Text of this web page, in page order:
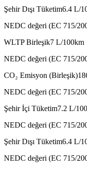
Şehir Dışı Tüketim6.4 L/
NEDC değeri (EC 715/
WLTP Birleşik7 L/100km
NEDC değeri (EC 715/
CO₂ Emisyon (Birleşik)
NEDC değeri (EC 715/
Şehir İçi Tüketim7.2 L/
NEDC değeri (EC 715/
Şehir Dışı Tüketim6.4 L/
NEDC değeri (EC 715/